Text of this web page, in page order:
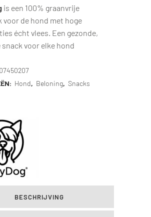
is een 100% graanvrije
voor de hond met hoge
écht vlees. Een gezonde,
voor elke hond
Hond, Beloning, Snacks
BESCHRIJVING